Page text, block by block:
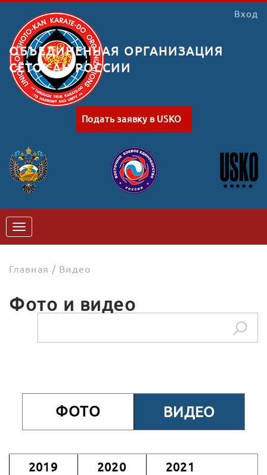
ОБЪЕДИНЕННАЯ ОРГАНИЗАЦИЯ
СЁТОКАН РОССИИ
Подать заявку в USKO
Вход
Главная / Видео
Фото и видео
ФОТО ВИДЕО
2019 2020
2021